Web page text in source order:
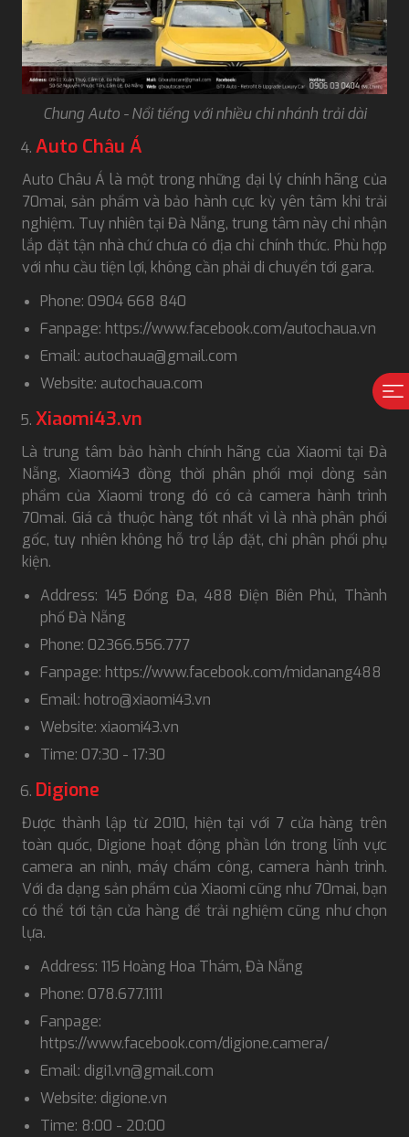
Chung Auto - Nổi tiếng với nhiều chi nhánh trải dài
Auto Châu Á
Auto Châu Á là một trong những đại lý chính hãng của
70mai, sản phẩm và bảo hành cực kỳ yên tâm khi trải
nghiệm. Tuy nhiên tại Đà Nẵng, trung tâm này chỉ nhận
lắp đặt tận nhà chứ chưa có địa chỉ chính thức. Phù hợp
với nhu cầu tiện lợi, không cần phải di chuyển tới gara.
Phone: 0904 668 840
Fanpage: https://www.facebook.com/autochaua.vn
Email: autochaua@gmail.com
Website: autochaua.com
Xiaomi43.vn
Là trung tâm bảo hành chính hãng của Xiaomi tại Đà
Nẵng, Xiaomi43 đồng thời phân phối mọi dòng sản
phẩm của Xiaomi trong đó có cả camera hành trình
70mai. Giá cả thuộc hàng tốt nhất vì là nhà phân phối
gốc, tuy nhiên không hỗ trợ lắp đặt, chỉ phân phối phụ
kiện.
Address: 145 Đống Đa, 488 Điện Biên Phủ, Thành
phố Đà Nẵng
Phone: 02366.556.777
Fanpage: https://www.facebook.com/midanang488
Email: hotro@xiaomi43.vn
Website: xiaomi43.vn
Time: 07:30 - 17:30
Digione
Được thành lập từ 2010, hiện tại với 7 cửa hàng trên
toàn quốc, Digione hoạt động phần lớn trong lĩnh vực
camera an ninh, máy chấm công, camera hành trình.
Với đa dạng sản phẩm của Xiaomi cũng như 70mai, bạn
có thể tới tận cửa hàng để trải nghiệm cũng như chọn
lựa.
Address: 115 Hoàng Hoa Thám, Đà Nẵng
Phone: 078.677.1111
Fanpage:
https://www.facebook.com/digione.camera/
Email: digi1.vn@gmail.com
Website: digione.vn
Time: 8:00 - 20:00